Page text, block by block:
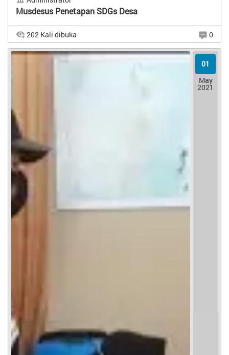
Musdesus Penetapan SDGs Desa
202 Kali dibuka 0
Sabtu, 29 Mei 2021 Pemerintah Desa Embung Raja telah
01
May
2021